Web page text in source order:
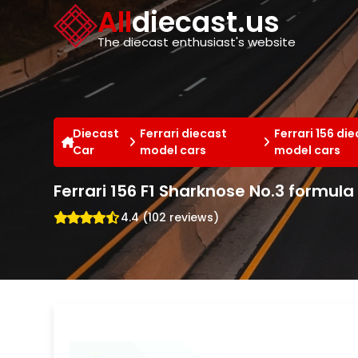
Alldiecast.us
The diecast enthusiast's website
Diecast
Car
Ferrari diecast
model cars
Ferrari 156
model cars
Ferrari 156 F1 Sharknose No.3
4.4 (102 reviews)
Cookies management panel